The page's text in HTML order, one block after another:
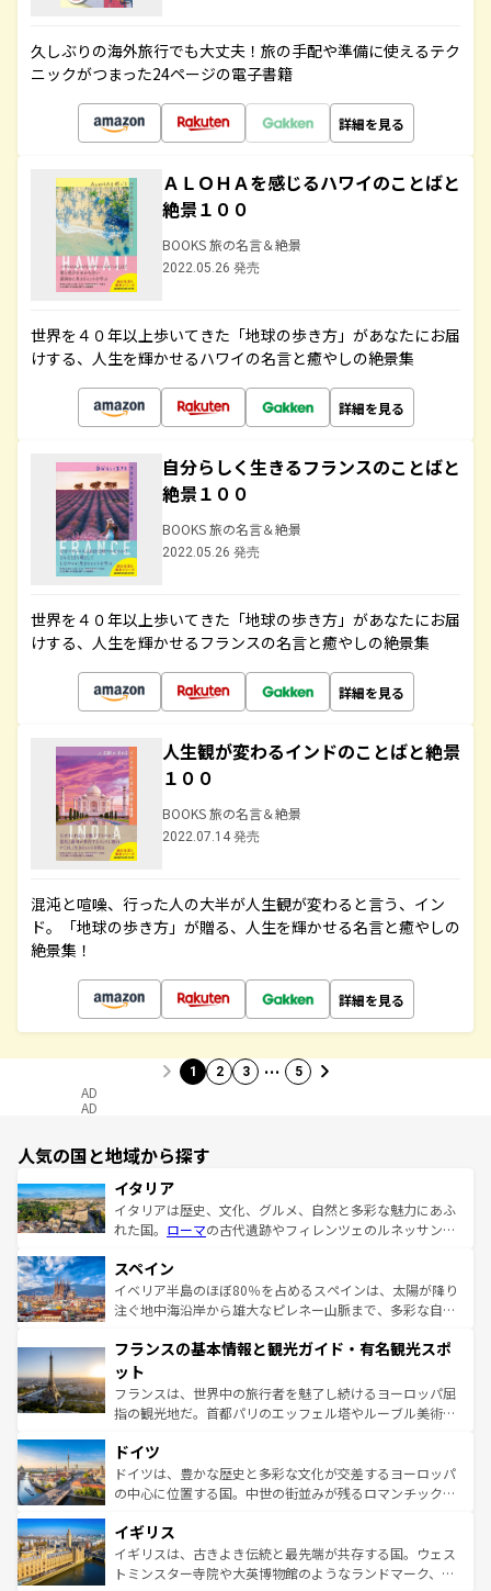
久しぶりの海外旅行でも大丈夫！旅の手配や準備に使えるテク
ニックがつまった24ページの電子書籍
詳細を見る
ＡＬＯＨＡを感じるハワイのことばと
絶景１００
BOOKS 旅の名言＆絶景
2022.05.26 発売
世界を４０年以上歩いてきた「地球の歩き方」があなたにお届
けする、人生を輝かせるハワイの名言と癒やしの絶景集
詳細を見る
自分らしく生きるフランスのことばと
絶景１００
BOOKS 旅の名言＆絶景
2022.05.26 発売
世界を４０年以上歩いてきた「地球の歩き方」があなたにお届
けする、人生を輝かせるフランスの名言と癒やしの絶景集
詳細を見る
人生観が変わるインドのことばと絶景
１００
BOOKS 旅の名言＆絶景
2022.07.14 発売
混沌と喧噪、行った人の大半が人生観が変わると言う、イン
ド。「地球の歩き方」が贈る、人生を輝かせる名言と癒やしの
絶景集！
詳細を見る
1 2 3 … 5
AD
AD
人気の国と地域から探す
イタリア
イタリアは歴史、文化、グルメ、自然と多彩な魅力にあふ
れた国。 ローマの古代遺跡やフィレンツェのルネッサンス
ろん、トスカーナの美しい田園風景やアマルフィ海岸の絶
景など、自然景観も見逃せない。観光の合間には、本場の
ピザやパスタなど、絶品のイタリア料理を堪能することも
ませてくれるイタリアで、忘れられない旅をしてみよう！
なお、新着のイタリア情報は
しい。
スペイン
イベリア半島のほぼ80％を占めるスペインは、太陽が降り
注ぐ地中海沿岸から雄大なピレネー山脈まで、多彩な自然
文化が根付くこの国では、情熱的なフラメンコ、熱気あふ
れる闘牛、そして美味しいタパスが生活の一部となってい
る。首都マドリードの洗練された雰囲気や、バルセロナの
アートに溢れた街角から、地方では古代ローマ遺跡や中世
せる。地方によって風土や気候が異なるスペインはその個
性で訪れる人を魅了する。 なお、新着のスペイン情報は コ
ンテンツ一覧を参照してほしい。
フランスの基本情報と観光ガイド・有名観光スポ
ット
フランスは、世界中の旅行者を魅了し続けるヨーロッパ屈
指の観光地だ。首都パリのエッフェル塔やルーブル美術館
で、幅広い魅力が詰まっている。華麗な宮殿、歴史的な大
聖堂、美しいビーチ、そして豊かな自然が、訪れる者を心
から魅了する。また、フランスは美食の国としても知ら
いる。シャンパンの発祥地であるランス、プロヴァンスの
香り高いラベンダー畑など、多彩な楽しみ方が可能だ。さ
らに、パリ以外の地域にも魅力が溢れており、どの街角に
ドイツ
ドイツは、豊かな歴史と多彩な文化が交差するヨーロッパ
の中心に位置する国。中世の街並みが残るロマンチック街
顔を持つこの国は、どこを歩いても飽きることがない。ベ
ルリンの文化的活気、バイエルン州のアルプスの絶景、そ
してライン川沿いのワイン畑といった風景は必見。ビール
イギリス
イギリスは、古きよき伝統と最先端が共存する国。ウェス
トミンスター寺院や大英博物館のようなランドマーク、歴